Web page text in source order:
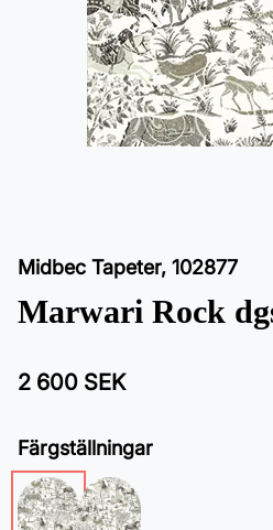
Midbec Tapeter, 102877
Marwari Rock
2 600 SEK
Färgställningar